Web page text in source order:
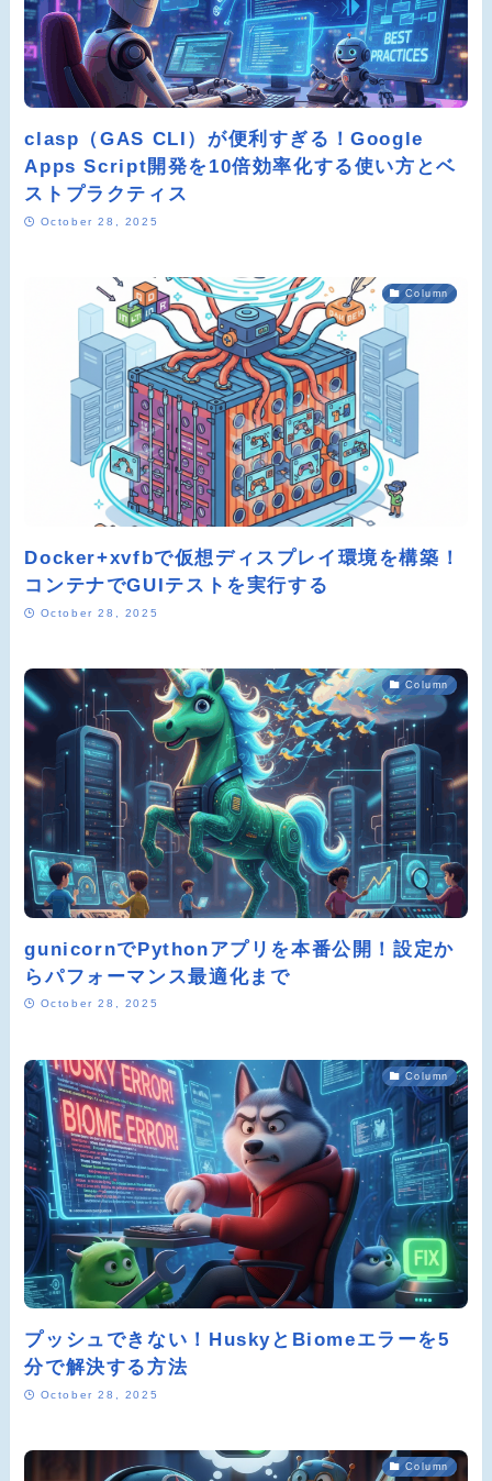
clasp（GAS CLI）が便利すぎる！Google
Apps Script開発を10倍効率化する使い方とベ
ストプラクティス
October 28, 2025
Column
Docker+xvfbで仮想ディスプレイ環境を構築！
コンテナでGUIテストを実行する
October 28, 2025
Column
gunicornでPythonアプリを本番公開！設定か
らパフォーマンス最適化まで
October 28, 2025
Column
プッシュできない！HuskyとBiomeエラーを5
分で解決する方法
October 28, 2025
Column